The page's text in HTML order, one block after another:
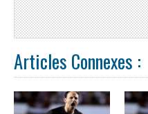
Articles Connexes :